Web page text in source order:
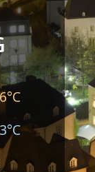
°C
°C